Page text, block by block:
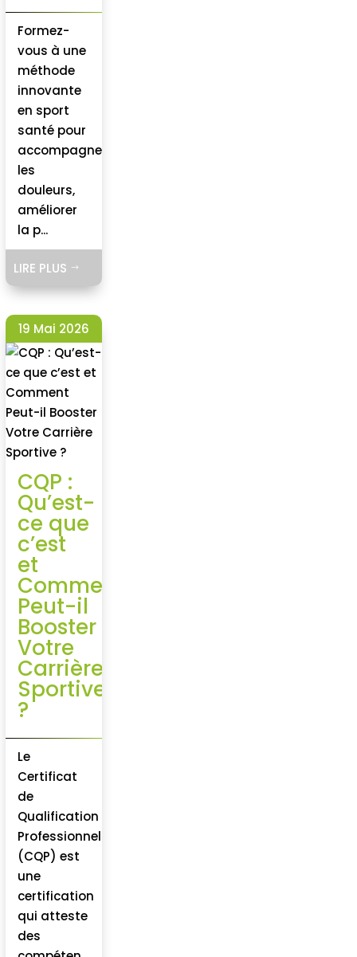
Formez-
vous à une
méthode
innovante
en sport
santé pour
accompagner
les
douleurs,
améliorer
la p...
LIRE PLUS $
19 Mai 2026
CQP :
Qu’est-
ce que
c’est
et
Comment
Peut-il
Booster
Votre
Carrière
Sportive
?
Le
Certificat
de
Qualification
Professionnelle
(CQP) est
une
certification
qui atteste
des